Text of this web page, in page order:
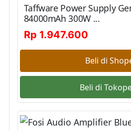
Taffware Power Supply
84000mAh 300W ...
Rp 1.947.600
Beli di
Beli di